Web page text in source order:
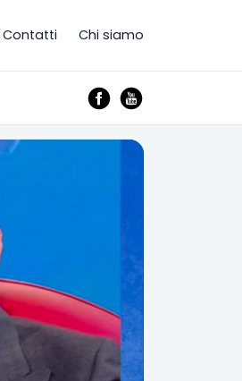
Contatti Chi siamo